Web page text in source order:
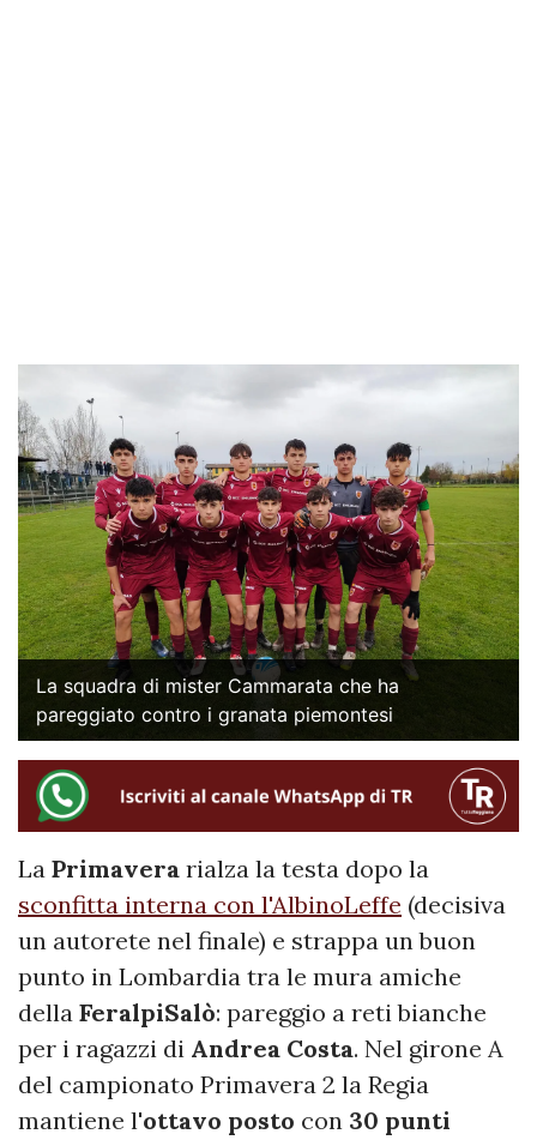
La squadra di mister Cammarata che ha
pareggiato contro i granata piemontesi
La Primavera rialza la testa dopo la
sconfitta interna con l'AlbinoLeffe (decisiva
un autorete nel finale) e strappa un buon
punto in Lombardia tra le mura amiche
della FeralpiSalò: pareggio a reti bianche
per i ragazzi di Andrea Costa. Nel girone A
del campionato Primavera 2 la Regia
mantiene l'ottavo posto con 30 punti